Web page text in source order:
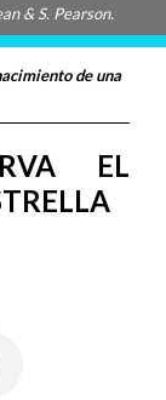
& S. Pearson.
de una
EL